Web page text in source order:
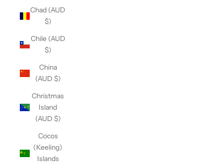
Chad (AUD
$)
Chile (AUD
$)
China
(AUD $)
Christmas
Island
(AUD $)
Cocos
(Keeling)
Islands